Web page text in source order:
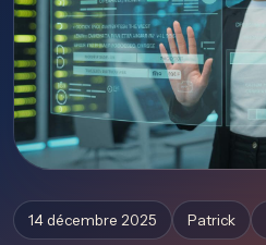
14 décembre 2025 Patrick